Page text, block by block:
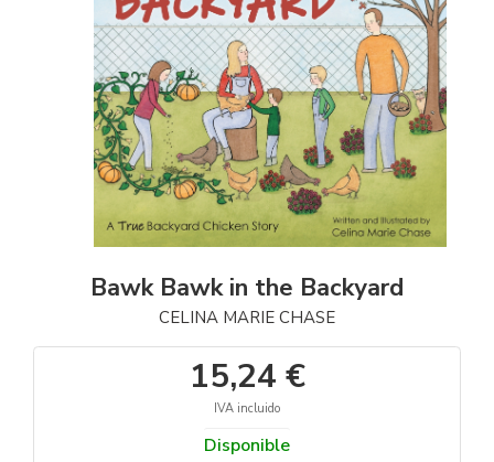
Bawk Bawk in the Backyard
CELINA MARIE CHASE
15,24 €
IVA incluido
Disponible